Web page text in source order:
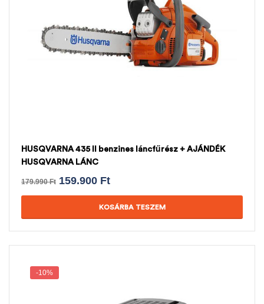
HUSQVARNA 435 II benzines láncfűrész + AJÁNDÉK
HUSQVARNA LÁNC
179.990Ft 159.900 Ft
KOSÁRBA TESZEM
-10%